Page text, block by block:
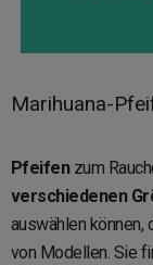
Marihuana-
Pfeifenzum
verschiedenen
auswählen können,
von Modellen. Sie